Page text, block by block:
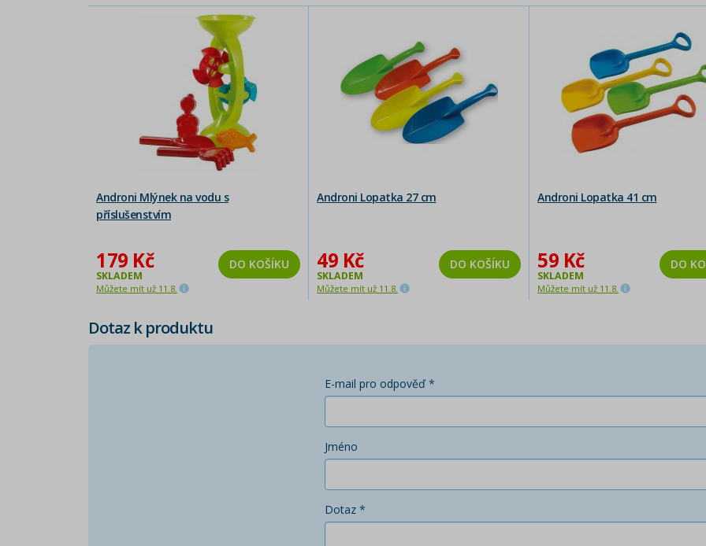
Androni Mlýnek na vodu s
příslušenstvím
179 Kč
SKLADEM
Můžete mít už 11.8.
DO KOŠÍKU
Androni Lopatka 27 cm
49 Kč
SKLADEM
Můžete mít už 11.8.
DO KOŠÍKU
Androni Lopatka 41 cm
59 Kč
SKLADEM
Můžete mít už 11.8.
DO
Dotaz k produktu
E-mail pro odpověď *
Jméno
Dotaz *